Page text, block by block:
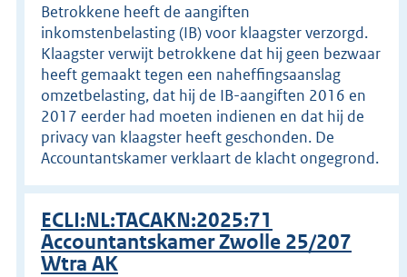
Betrokkene heeft de aangiften
inkomstenbelasting (IB) voor klaagster verzorgd.
Klaagster verwijt betrokkene dat hij geen bezwaar
heeft gemaakt tegen een naheffingsaanslag
omzetbelasting, dat hij de IB-aangiften 2016 en
2017 eerder had moeten indienen en dat hij de
privacy van klaagster heeft geschonden. De
Accountantskamer verklaart de klacht ongegrond.
ECLI:NL:TACAKN:2025:71
Accountantskamer Zwolle 25/207
Wtra AK